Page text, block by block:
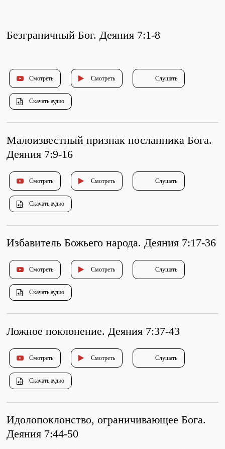
Тематические проповеди
Библейская школа.
Богословие
Библейская школа.
Служение «Слово Истины»
Служение «Слово Истины»
Безграничный Бог. Деяния 7:1-8
Смотреть Смотреть Слушать
Скачать аудио
Малоизвестный признак посланника Бога.
Деяния 7:9-16
Смотреть Смотреть Слушать
Скачать аудио
Избавитель Божьего народа. Деяния 7:17-36
Смотреть Смотреть Слушать
Скачать аудио
Ложное поклонение. Деяния 7:37-43
Смотреть Смотреть Слушать
Скачать аудио
Идолопоклонство, ограничивающее Бога.
Деяния 7:44-50